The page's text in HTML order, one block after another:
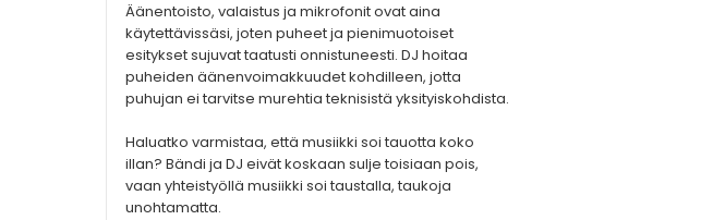
Äänentoisto, valaistus ja mikrofonit ovat aina
käytettävissäsi, joten puheet ja pienimuotoiset
esitykset sujuvat taatusti onnistuneesti. DJ hoitaa
puheiden äänenvoimakkuudet kohdilleen, jotta
puhujan ei tarvitse murehtia teknisistä yksityiskohdista.
Haluatko varmistaa, että musiikki soi tauotta koko
illan? Bändi ja DJ eivät koskaan sulje toisiaan pois,
vaan yhteistyöllä musiikki soi taustalla, taukoja
unohtamatta.